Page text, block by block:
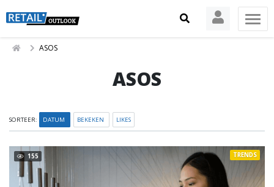
ASOS
ASOS
SORTEER: DATUM BEKEKEN LIKES
155 TRENDS